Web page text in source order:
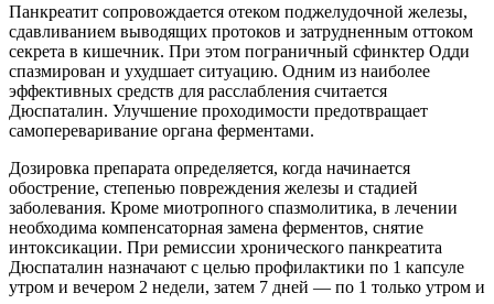
Панкреатит сопровождается отеком поджелудочной железы,
сдавливанием выводящих протоков и затрудненным оттоком
секрета в кишечник. При этом пограничный сфинктер Одди
спазмирован и ухудшает ситуацию. Одним из наиболее
эффективных средств для расслабления считается
Дюспаталин. Улучшение проходимости предотвращает
самопереваривание органа ферментами.
Дозировка препарата определяется, когда начинается
обострение, степенью повреждения железы и стадией
заболевания. Кроме миотропного спазмолитика, в лечении
необходима компенсаторная замена ферментов, снятие
интоксикации. При ремиссии хронического панкреатита
Дюспаталин назначают с целью профилактики по 1 капсуле
утром и вечером 2 недели, затем 7 дней — по 1 только утром и